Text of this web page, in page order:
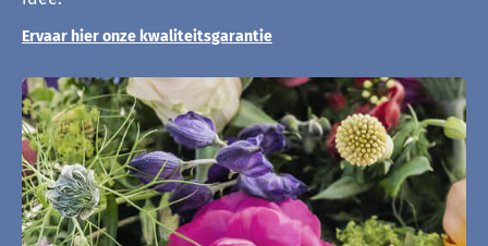
Ervaar hier onze kwaliteitsgarantie